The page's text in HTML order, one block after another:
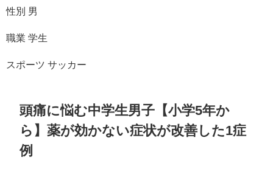
性別 男
職業 学生
スポーツ サッカー
頭痛に悩む中学生男子【小学5年か
ら】薬が効かない症状が改善した1症
例